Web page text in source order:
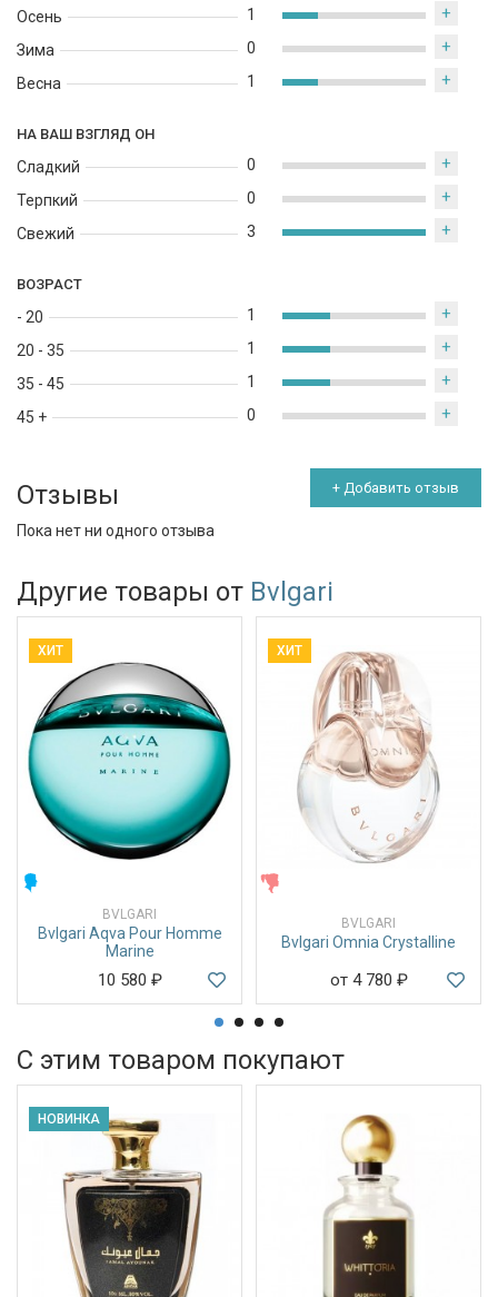
Осень
Зима
Весна
1 +
0 +
1 +
НА ВАШ ВЗГЛЯД ОН
Сладкий
Терпкий
Свежий
0 +
0 +
3 +
ВОЗРАСТ
- 20
20 - 35
35 - 45
45 +
1 +
1 +
1 +
0 +
Отзывы + Добавить отзыв
Пока нет ни одного отзыва
Другие товары от Bvlgari
ХИТ
BVLGARI
Bvlgari Aqva Pour Homme
Marine
10 580 ₽
ХИТ
BVLGARI
Bvlgari Omnia Crystalline
от 4 780 ₽
С этим товаром покупают
НОВИНКА